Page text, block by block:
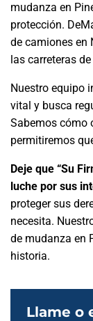
mudanza en
protección.
de camiones en
las carreteras
Nuestro equipo
vital y busca
Sabemos cómo
permitiremos
Deje que “Su
luche por sus
proteger sus
necesita.
de mudanza en
historia.
Llame o